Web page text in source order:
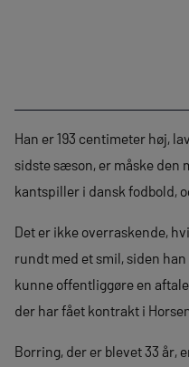
Han er 193 centimeter høj,
sidste sæson, er måske den
kantspiller i dansk fodbold,
Det er ikke overraskende,
rundt med et smil, siden
kunne offentliggøre en
der har fået kontrakt i
Borring, der er blevet 33 år,